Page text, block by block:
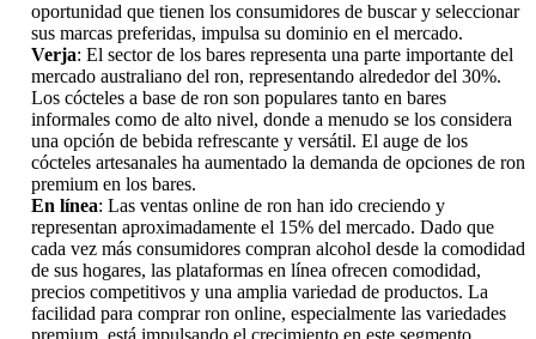
oportunidad que tienen los consumidores de buscar y seleccionar
sus marcas preferidas, impulsa su dominio en el mercado.
Verja: El sector de los bares representa una parte importante del
mercado australiano del ron, representando alrededor del 30%.
Los cócteles a base de ron son populares tanto en bares
informales como de alto nivel, donde a menudo se los considera
una opción de bebida refrescante y versátil. El auge de los
cócteles artesanales ha aumentado la demanda de opciones de ron
premium en los bares.
En línea: Las ventas online de ron han ido creciendo y
representan aproximadamente el 15% del mercado. Dado que
cada vez más consumidores compran alcohol desde la comodidad
de sus hogares, las plataformas en línea ofrecen comodidad,
precios competitivos y una amplia variedad de productos. La
facilidad para comprar ron online, especialmente las variedades